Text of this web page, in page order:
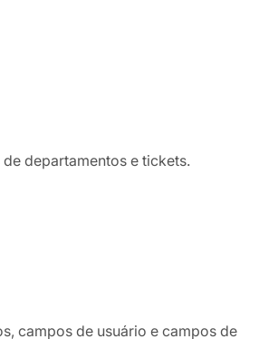
departamentos e tickets.
campos de usuário e campos de